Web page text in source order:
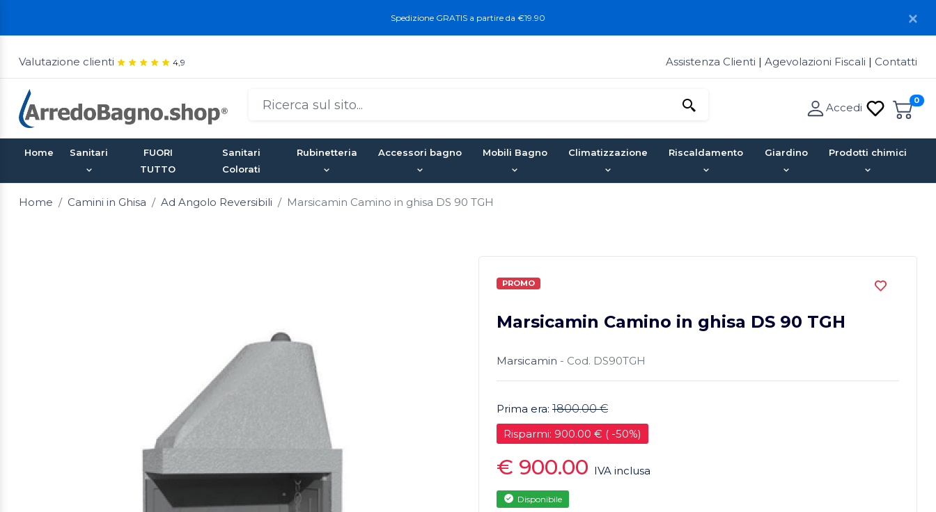
Spedizione GRATIS a partire da €19.90
Valutazione clienti 4,9 Assistenza Clienti | Agevolazioni Fiscali | Contatti
0
Accedi
Home Sanitari
FUORI
TUTTO
Sanitari
Colorati
Rubinetteria Accessori bagno Mobili Bagno Climatizzazione Riscaldamento Giardino Prodotti chimici
Home Camini in Ghisa Ad Angolo Reversibili Marsicamin Camino in ghisa DS 90 TGH
PROMO
Marsicamin Camino in ghisa DS 90 TGH
Marsicamin - Cod. DS90TGH
Prima era: 1800.00 €
Risparmi: 900.00 € ( -50%)
€ 900.00 IVA inclusa
Disponibile